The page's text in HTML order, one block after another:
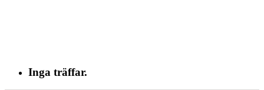
Inga träffar.